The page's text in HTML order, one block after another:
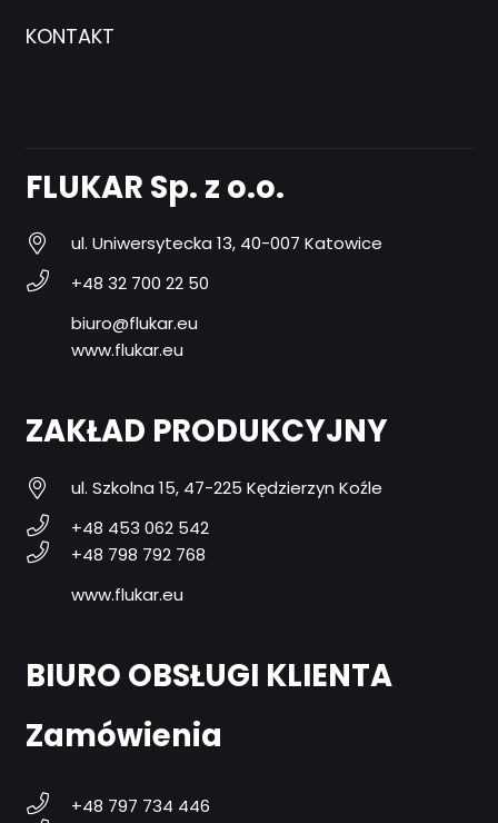
KONTAKT
FLUKAR Sp. z o.o.
ul. Uniwersytecka 13, 40-007 Katowice
+48 32 700 22 50
biuro@flukar.eu
www.flukar.eu
ZAKŁAD PRODUKCYJNY
ul. Szkolna 15, 47-225 Kędzierzyn Koźle
+48 453 062 542
+48 798 792 768
www.flukar.eu
BIURO OBSŁUGI KLIENTA
Zamówienia
+48 797 734 446